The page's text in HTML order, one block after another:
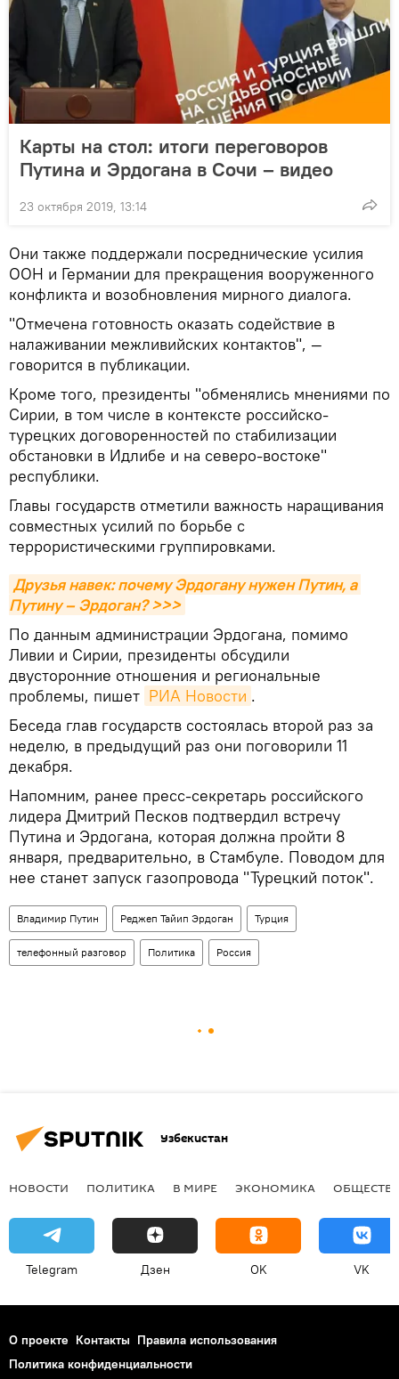
Карты на стол: итоги переговоров
Путина и Эрдогана в Сочи – видео
23 октября 2019, 13:14
Они также поддержали посреднические усилия
ООН и Германии для прекращения вооруженного
конфликта и возобновления мирного диалога.
"Отмечена готовность оказать содействие в
налаживании межливийских контактов", —
говорится в публикации.
Кроме того, президенты "обменялись мнениями по
Сирии, в том числе в контексте российско-
турецких договоренностей по стабилизации
обстановки в Идлибе и на северо-востоке"
республики.
Главы государств отметили важность наращивания
совместных усилий по борьбе с
террористическими группировками.
Друзья навек: почему Эрдогану нужен Путин, а
Путину – Эрдоган? >>>
По данным администрации Эрдогана, помимо
Ливии и Сирии, президенты обсудили
двусторонние отношения и региональные
проблемы, пишет РИА Новости .
Беседа глав государств состоялась второй раз за
неделю, в предыдущий раз они поговорили 11
декабря.
Напомним, ранее пресс-секретарь российского
лидера Дмитрий Песков подтвердил встречу
Путина и Эрдогана, которая должна пройти 8
января, предварительно, в Стамбуле. Поводом для
нее станет запуск газопровода "Турецкий поток".
Владимир Путин Реджеп Тайип Эрдоган Турция
телефонный разговор Политика Россия
Узбекистан
НОВОСТИ ПОЛИТИКА В МИРЕ ЭКОНОМИКА
Telegram Дзен OK VK
О проекте Контакты Правила использования
Политика конфиденциальности